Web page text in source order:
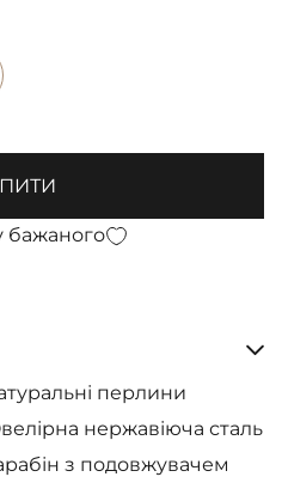
бажаного
перлини
нержавіюча сталь
з подовжувачем